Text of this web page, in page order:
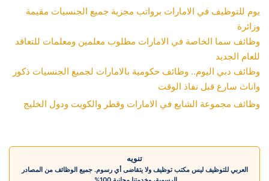
يوم للتوظيف في الامارات برواتب مجزية جميع الجنسيات مقيمة
وزائرة
وظائف سما الخاصة في الامارات مطلوب معلمين ومعلمات للتعاقد
للعام الجديد
وظائف دبي اليوم.. وظائف حكومية بالامارات لجميع الجنسيات ذكور
واناث سارع قبل نفاذ الوقت
وظائف مجموعة الشايع في الامارات وقطر والكويت ودول الخليج
تنويه
العربي للتوظيف ليس مكتب توظيف ولا يتقاضى أي رسوم. جميع الوظائف من المصادر